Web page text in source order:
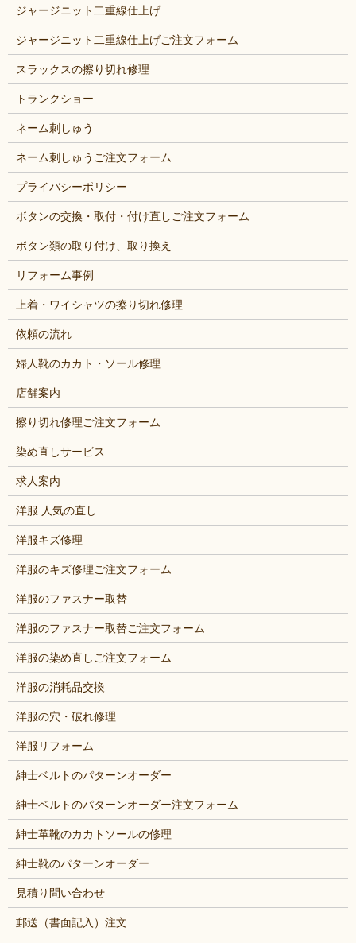
ジャージニット二重線仕上げ
ジャージニット二重線仕上げご注文フォーム
スラックスの擦り切れ修理
トランクショー
ネーム刺しゅう
ネーム刺しゅうご注文フォーム
プライバシーポリシー
ボタンの交換・取付・付け直しご注文フォーム
ボタン類の取り付け、取り換え
リフォーム事例
上着・ワイシャツの擦り切れ修理
依頼の流れ
婦人靴のカカト・ソール修理
店舗案内
擦り切れ修理ご注文フォーム
染め直しサービス
求人案内
洋服 人気の直し
洋服キズ修理
洋服のキズ修理ご注文フォーム
洋服のファスナー取替
洋服のファスナー取替ご注文フォーム
洋服の染め直しご注文フォーム
洋服の消耗品交換
洋服の穴・破れ修理
洋服リフォーム
紳士ベルトのパターンオーダー
紳士ベルトのパターンオーダー注文フォーム
紳士革靴のカカトソールの修理
紳士靴のパターンオーダー
見積り問い合わせ
郵送（書面記入）注文